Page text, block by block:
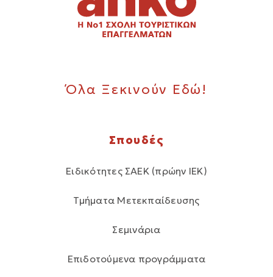
Όλα Ξεκινούν Εδώ!
Σπουδές
Ειδικότητες ΣΑΕΚ (πρώην ΙΕΚ)
Τμήματα Μετεκπαίδευσης
Σεμινάρια
Επιδοτούμενα προγράμματα